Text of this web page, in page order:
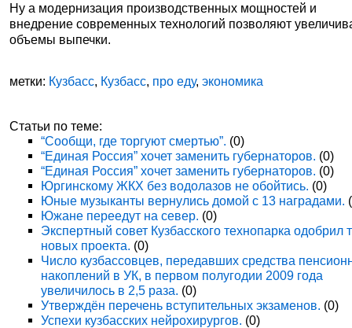
Ну а модернизация производственных мощностей и
внедрение современных технологий позволяют
объемы выпечки.
метки: Кузбасс, Кузбасс, про еду,экономика
Статьи по теме:
“Сообщи, где торгуют смертью”. (0)
“Единая Россия” хочет заменить губернаторов. (0)
“Единая Россия” хочет заменить губернаторов. (0)
Юргинскому ЖКХ без водолазов не обойтись. (0)
Юные музыканты вернулись домой с 13 наградами.
Южане переедут на север. (0)
Экспертный совет Кузбасского технопарка одобрил
новых проекта. (0)
Число кузбассовцев, передавших средства
накоплений в УК, в первом полугодии 2009 года
увеличилось в 2,5 раза. (0)
Утверждён перечень вступительных экзаменов. (0)
Успехи кузбасских нейрохирургов. (0)